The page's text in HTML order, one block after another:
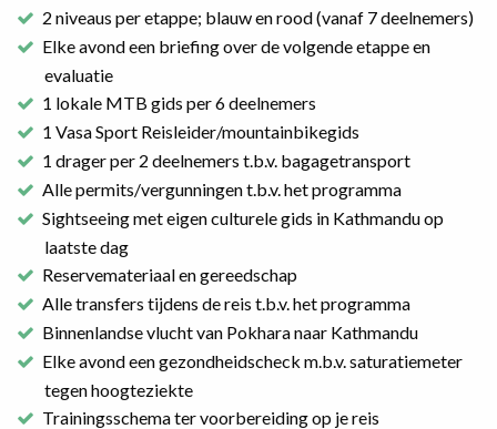
2 niveaus per etappe; blauw en rood (vanaf 7 deelnemers)
Elke avond een briefing over de volgende etappe en
evaluatie
1 lokale MTB gids per 6 deelnemers
1 Vasa Sport Reisleider/mountainbikegids
1 drager per 2 deelnemers t.b.v. bagagetransport
Alle permits/vergunningen t.b.v. het programma
Sightseeing met eigen culturele gids in Kathmandu op
laatste dag
Reservemateriaal en gereedschap
Alle transfers tijdens de reis t.b.v. het programma
Binnenlandse vlucht van Pokhara naar Kathmandu
Elke avond een gezondheidscheck m.b.v. saturatiemeter
tegen hoogteziekte
Trainingsschema ter voorbereiding op je reis